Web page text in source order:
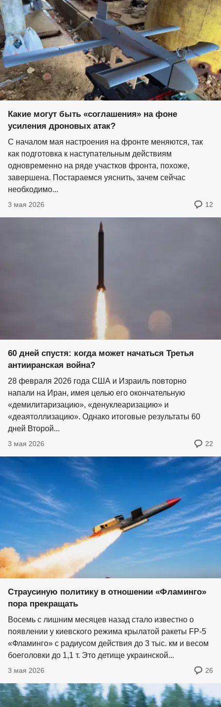
Какие могут быть «соглашения» на фоне
усиления дроновых атак?
С началом мая настроения на фронте меняются, так
как подготовка к наступательным действиям
одновременно на ряде участков фронта, похоже,
завершена. Постараемся уяснить, зачем сейчас
необходимо...
3 мая 2026 12
60 дней спустя: когда может начаться Третья
антииранская война?
28 февраля 2026 года США и Израиль повторно
напали на Иран, имея целью его окончательную
«демилитаризацию», «денуклеаризацию» и
«деаятоллизацию». Однако итоговые результаты 60
дней Второй...
3 мая 2026 22
Страусиную политику в отношении «Фламинго»
пора прекращать
Восемь с лишним месяцев назад стало известно о
появлении у киевского режима крылатой ракеты FP-5
«Фламинго» с радиусом действия до 3 тыс. км и весом
боеголовки до 1,1 т. Это детище украинской...
3 мая 2026 26